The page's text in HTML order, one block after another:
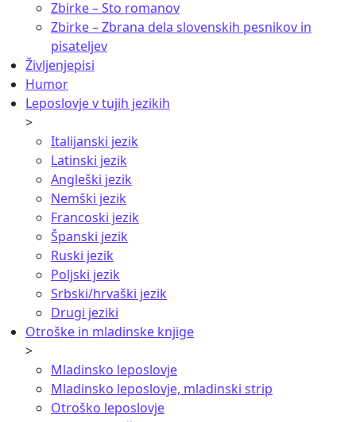
Zbirke – Sto romanov
Zbirke – Zbrana dela slovenskih pesnikov in
pisateljev
Življenjepisi
Humor
Leposlovje v tujih jezikih
>
Italijanski jezik
Latinski jezik
Angleški jezik
Nemški jezik
Francoski jezik
Španski jezik
Ruski jezik
Poljski jezik
Srbski/hrvaški jezik
Drugi jeziki
Otroške in mladinske knjige
>
Mladinsko leposlovje
Mladinsko leposlovje, mladinski strip
Otroško leposlovje